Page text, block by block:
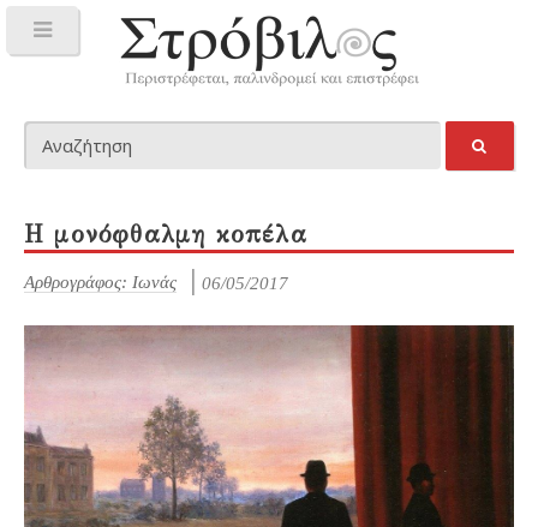
Η μονόφθαλμη κοπέλα
Αρθρογράφος: Ιωνάς 06/05/2017